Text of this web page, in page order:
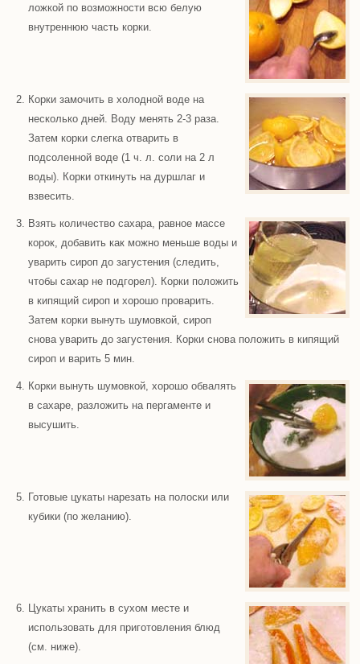
ложкой по возможности всю белую
внутреннюю часть корки.
Корки замочить в холодной воде на
несколько дней. Воду менять 2-3 раза.
Затем корки слегка отварить в
подсоленной воде (1 ч. л. соли на 2 л
воды). Корки откинуть на дуршлаг и
взвесить.
Взять количество сахара, равное массе
корок, добавить как можно меньше воды и
уварить сироп до загустения (следить,
чтобы сахар не подгорел). Корки положить
в кипящий сироп и хорошо проварить.
Затем корки вынуть шумовкой, сироп
снова уварить до загустения. Корки снова положить в кипящий
сироп и варить 5 мин.
Корки вынуть шумовкой, хорошо обвалять
в сахаре, разложить на пергаменте и
высушить.
Готовые цукаты нарезать на полоски или
кубики (по желанию).
Цукаты хранить в сухом месте и
использовать для приготовления блюд
(см. ниже).